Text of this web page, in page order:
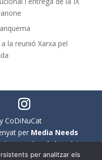
la reunió Xarxa pel
CoDiNuCat
per Media Needs
|Avís legal|
per analitzar els